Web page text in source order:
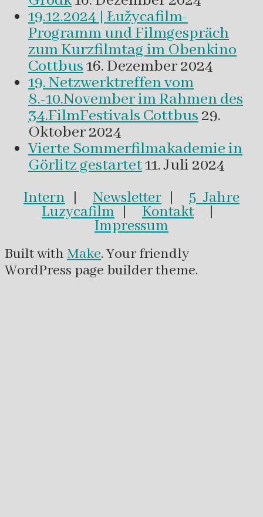
19.12.2024 | Łužycafilm-
Programm und Filmgespräch
zum Kurzfilmtag im Obenkino
Cottbus16. Dezember 2024
19. Netzwerktreffen vom
8.-10.November im Rahmen des
34.FilmFestivals Cottbus29.
Oktober 2024
Vierte Sommerfilmakademie in
Görlitz gestartet11. Juli 2024
Intern | Newsletter | 5 Jahre
Luzycafilm | Kontakt|
Impressum
Built withMake. Your friendly
WordPress page builder theme.